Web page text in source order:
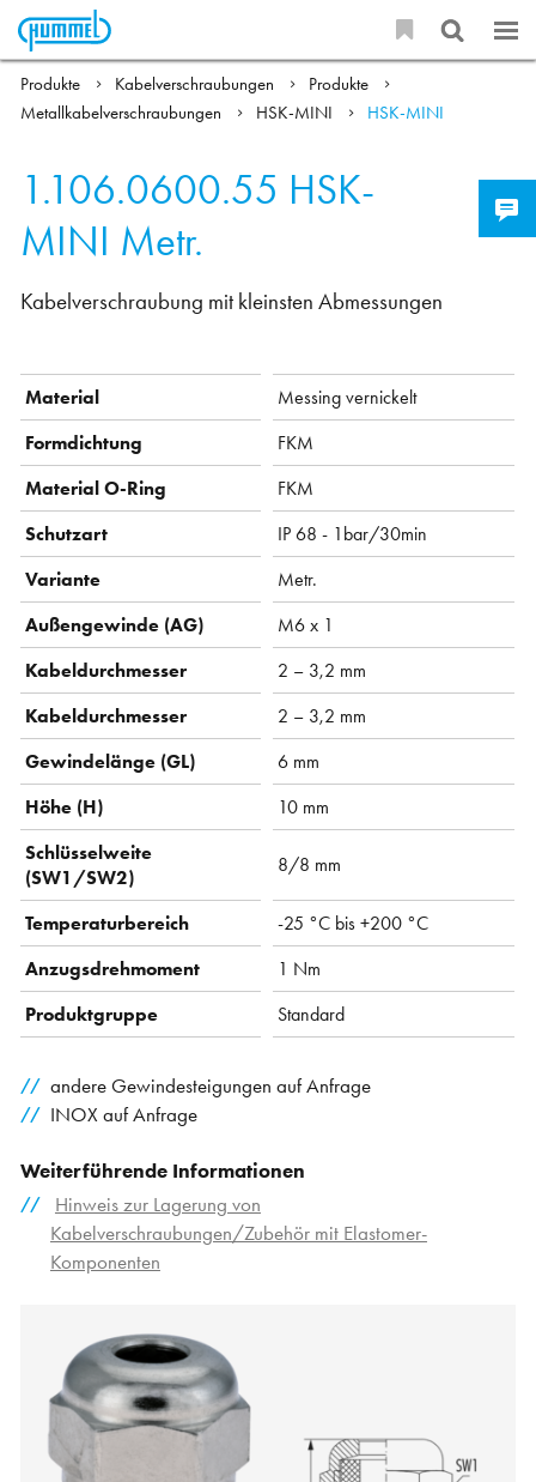
Produkte Kabelverschraubungen
Produkte
Metallkabelverschraubungen
HSK-MINI HSK-MINI
1.106.0600.55 HSK-
MINI Metr.
Kabelverschraubung mit kleinsten Abmessungen
Material
Messing vernickelt
Formdichtung
FKM
Material O-Ring
FKM
Schutzart
IP 68 - 1bar/30min
Variante
Metr.
Außengewinde (AG)
M6 x 1
Kabeldurchmesser
2 – 3,2 mm
Kabeldurchmesser
2 – 3,2 mm
Gewindelänge (GL)
6 mm
Höhe (H)
10 mm
Schlüsselweite
(SW1/SW2)
8/8 mm
Temperaturbereich
-25 °C bis +200 °C
Anzugsdrehmoment
1 Nm
Produktgruppe
Standard
andere Gewindesteigungen auf Anfrage
INOX auf Anfrage
Weiterführende Informationen
Hinweis zur Lagerung von
Kabelverschraubungen/Zubehör mit Elastomer-
Komponenten